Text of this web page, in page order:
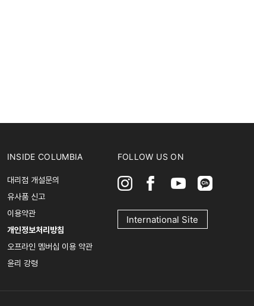
INSIDE COLUMBIA
대리점 개설문의
유사품 신고
이용약관
개인정보처리방침
오프라인 멤버십 이용 약관
윤리 강령
FOLLOW US ON
International Site